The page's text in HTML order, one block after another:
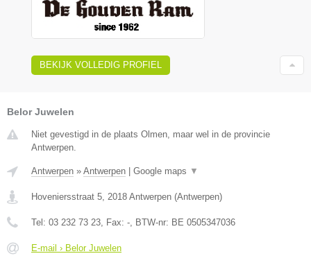
BEKIJK VOLLEDIG PROFIEL
Belor Juwelen
Niet gevestigd in de plaats Olmen, maar wel in de provincie
Antwerpen.
Antwerpen » Antwerpen Google maps ▼
Hoveniersstraat 5, 2018 Antwerpen (Antwerpen)
Tel: 03 232 73 23, Fax: -, BTW-nr: BE 0505347036
E-mail › Belor Juwelen